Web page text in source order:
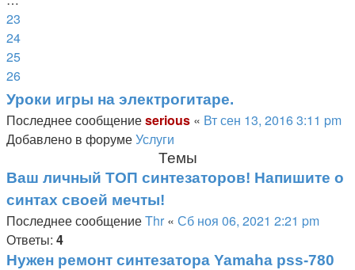
23
24
25
26
Уроки игры на электрогитаре.
Последнее сообщениеserious « Вт сен 13, 2016 3:11 pm
Добавлено в форумеУслуги
Темы
Ваш личный ТОП синтезаторов! Напишите о
синтах своей мечты!
Последнее сообщениеThr « Сб ноя 06, 2021 2:21 pm
Ответы: 4
Нужен ремонт синтезатора Yamaha pss-780